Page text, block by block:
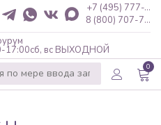
17:00сб, вс ВЫХОДНОЙ
+7 (495) 777-...
8 (800) 707-7...
0